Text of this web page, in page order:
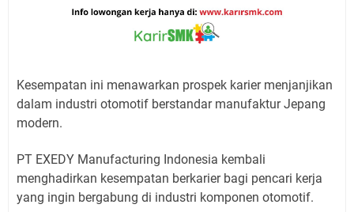
Kesempatan ini menawarkan prospek karier menjanjikan
dalam industri otomotif berstandar manufaktur Jepang
modern.
PT EXEDY Manufacturing Indonesia kembali
menghadirkan kesempatan berkarier bagi pencari kerja
yang ingin bergabung di industri komponen otomotif.